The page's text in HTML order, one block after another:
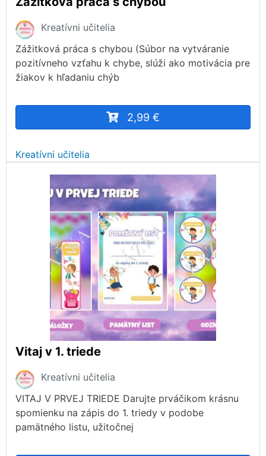
Kreatívni učitelia
Zážitková práca s chybou (Súbor na vytváranie
pozitívneho vzťahu k chybe, slúži ako motivácia pre
žiakov k hľadaniu chýb
2,99 €
Kreatívni učitelia
Vitaj v 1. triede
Kreatívni učitelia
VITAJ V PRVEJ TRIEDE Darujte prváčikom krásnu
spomienku na zápis do 1. triedy v podobe
pamätného listu, užitočnej